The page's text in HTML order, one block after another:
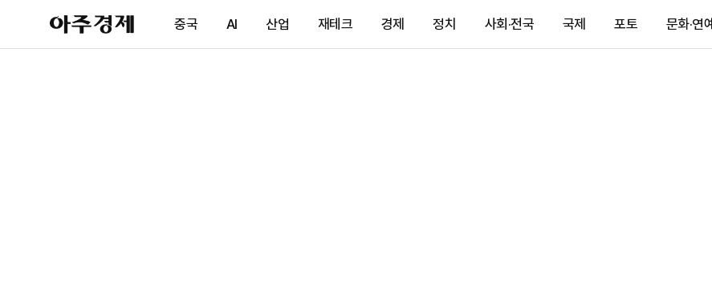
아
주
제
중국 AI 산업 재테크 경제 정치 사회·전국 국제 포토 문화·연예